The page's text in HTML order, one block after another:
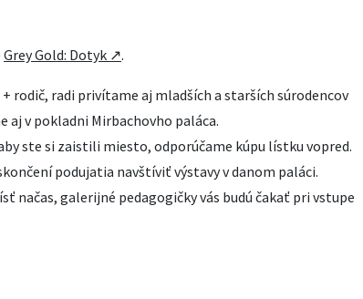
Grey Gold: Dotyk ↗.
+ rodič, radi privítame aj mladších a starších súrodencov
aj v pokladni Mirbachovho paláca.
ste si zaistili miesto, odporúčame kúpu lístku vopred.
podujatia navštíviť výstavy v danom paláci.
načas, galerijné pedagogičky vás budú čakať pri vstupe